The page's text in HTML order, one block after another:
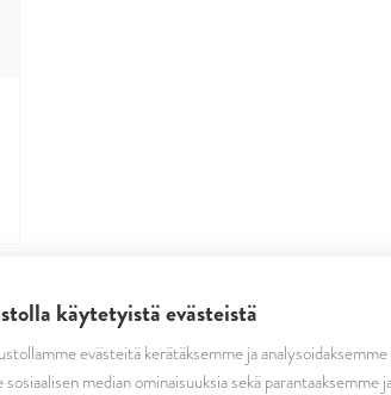
käytetyistä evästeistä
evästeitä kerätäksemme ja
median ominaisuuksia sekä parantaaksemme